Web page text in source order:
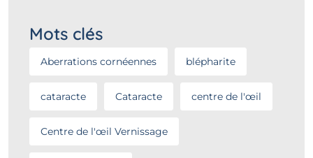
Mots clés
Aberrations cornéennes blépharite
cataracte Cataracte centre de l'œil
Centre de l'œil Vernissage